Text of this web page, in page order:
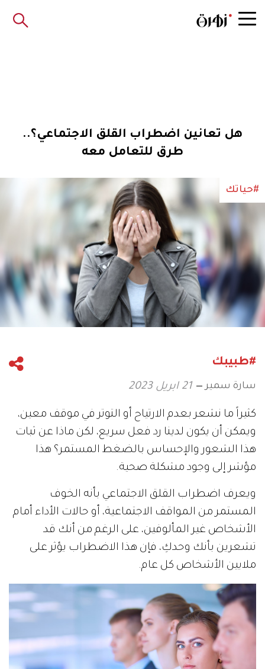
هل تعانين اضطراب القلق الاجتماعي؟..
طرق للتعامل معه
#حياتك
#طبيبك
سارة سمير 21 ابريل 2023
كثيراً ما نشعر بعدم الارتياح أو التوتر في موقف معين،
ويمكن أن يكون لدينا رد فعل سريع، لكن ماذا عن ثبات
هذا الشعور والإحساس بالضغط المستمر؟ هذا
مؤشر إلى وجود مشكلة صحية.
ويعرف اضطراب القلق الاجتماعي بأنه الخوف
المستمر من المواقف الاجتماعية، أو حالات الأداء أمام
الأشخاص غير المألوفين، على الرغم من أنك قد
تشعرين بأنك وحدكِ، فإن هذا الاضطراب يؤثر على
ملايين الأشخاص كل عام.